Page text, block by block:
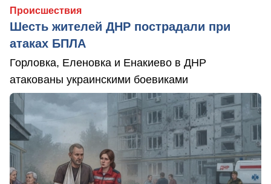
Происшествия
Шесть жителей ДНР пострадали при
атаках БПЛА
Горловка, Еленовка и Енакиево в ДНР
атакованы украинскими боевиками